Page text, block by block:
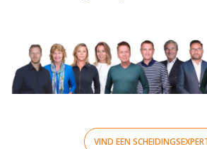
VIND EEN